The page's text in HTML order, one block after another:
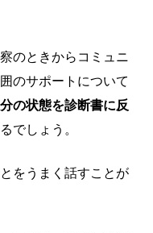
のときからコミュニ
のサポートについて
の状態を診断書に反
でしょう。
をうまく話すことが